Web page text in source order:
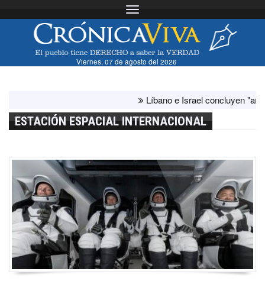
Toggle navigation
Viernes, 07 de agosto del 2026
Líbano e Israel concluyen "antes de
ESTACIÓN ESPACIAL INTERNACIONAL